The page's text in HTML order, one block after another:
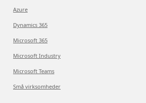
Azure
Dynamics 365
Microsoft 365
Microsoft Industry
Microsoft Teams
Små virksomheder